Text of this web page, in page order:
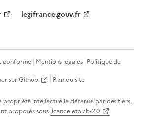
legifrance.gouv.fr
conforme Mentions légales Politique de
sur Github Plan du site
propriété intellectuelle détenue par des tiers,
proposés sous licence etalab-2.0